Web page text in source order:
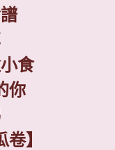
食
你
】